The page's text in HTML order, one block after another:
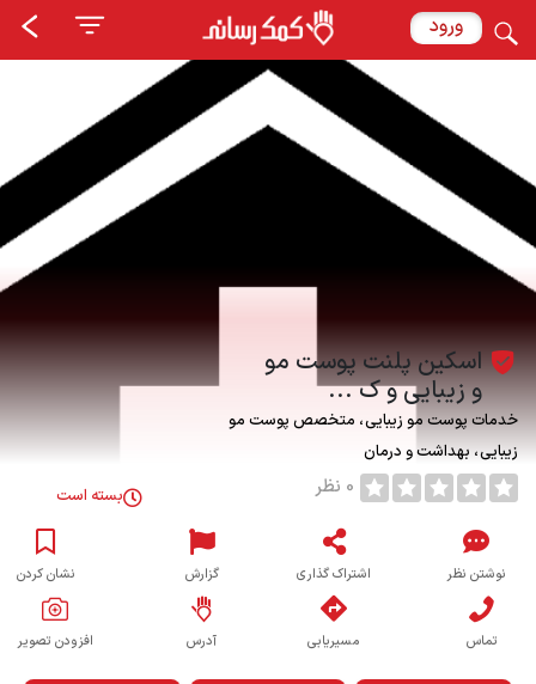
ورود
اسکین پلنت پوست مو
و زیبایی و ک ...
خدمات پوست مو زیبایی متخصص پوست مو
زیبایی بهداشت و درمان
0 نظر بسته است
نوشتن نظر اشتراک گذاری گزارش نشان کردن
تماس مسیریابی آدرس افزودن تصویر